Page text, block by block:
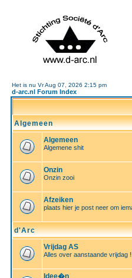
Het is nu Vr Aug 07, 2026 2:15 pm
d-arc.nl Forum Index
Algemeen
Algemeen
Algemene shit
Onzin
Onzin zooi
Afzeiken
plaats hier je post neer om
d'Arc
Vrijdag AS
Alles over aanstaande vrijdag !!
Idee�n